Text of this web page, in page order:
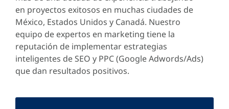
en proyectos exitosos en muchas ciudades de
México, Estados Unidos y Canadá. Nuestro
equipo de expertos en marketing tiene la
reputación de implementar estrategias
inteligentes de SEO y PPC (Google Adwords/Ads)
que dan resultados positivos.